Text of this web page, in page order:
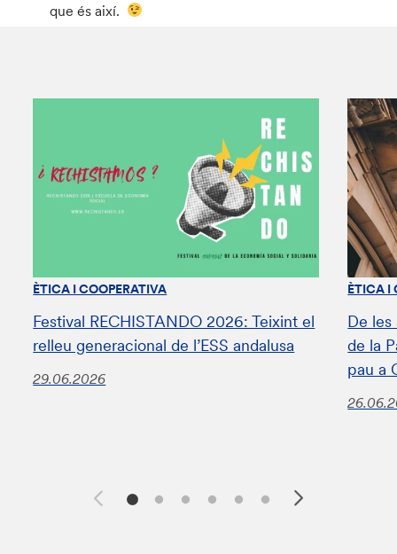
que és així.
ÈTICA I COOPERATIVA
Festival RECHISTANDO 2026: Teixint el
relleu generacional de l’ESS andalusa
29.06.2026
ÈTICA I
De les
de la
pau a